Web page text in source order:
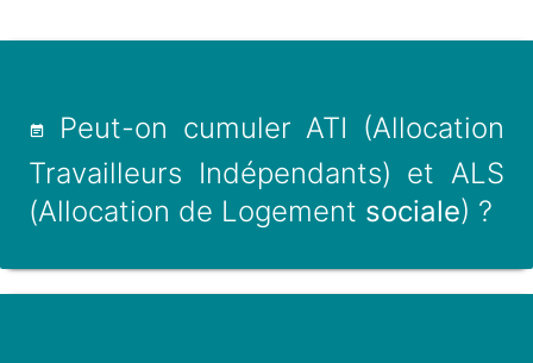
Peut-on cumuler ATI (Allocation
Travailleurs Indépendants) et ALS
(Allocation de Logement sociale) ?